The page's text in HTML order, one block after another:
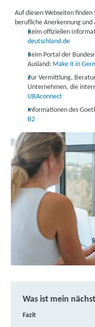
Auf diesen Webseiten
berufliche Anerkennung und
Beim offiziellen
deutschland.de
Beim Portal der
Ausland: Make it in
Zur Vermittlung,
Unternehmen, die
UBAconnect
Informationen des
B2
Was ist mein
Fazit